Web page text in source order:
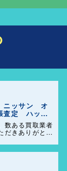
ニッサン オ
査定 ハッピ
数ある買取業者
だきありがとう
任せください。
ード対応と安心